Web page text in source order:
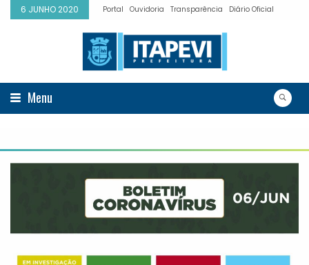
6 JUNHO 2020 Portal Ouvidoria Transparência Diário Oficial
Menu